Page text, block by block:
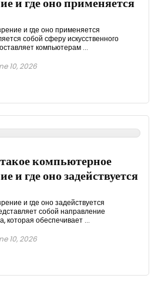
и где оно применяется
и где оно применяется
собой сферу искусственного
компьютерам ...
10, 2026
компьютерное
и где оно задействуется
и где оно задействуется
собой направление
которая обеспечивает ...
10, 2026